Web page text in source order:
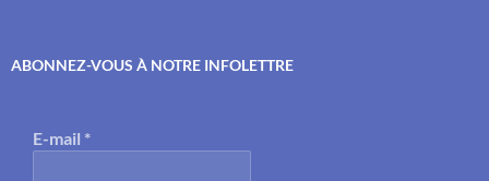
ABONNEZ-VOUS À NOTRE INFOLETTRE
E-mail *